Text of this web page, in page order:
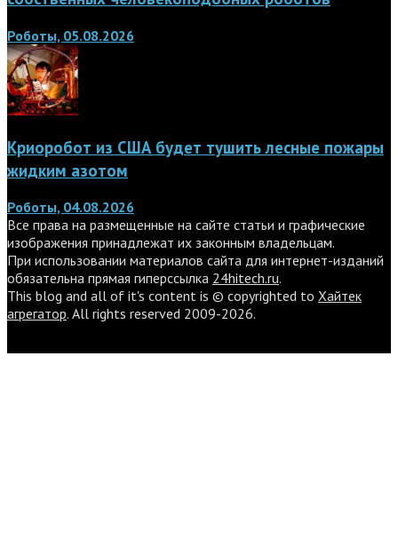
Роботы, 05.08.2026
Криоробот из США будет тушить лесные пожары
жидким азотом
Роботы, 04.08.2026
Все права на размещенные на сайте статьи и графические
изображения принадлежат их законным владельцам.
При использовании материалов сайта для интернет-изданий
обязательна прямая гиперссылка 24hitech.ru.
This blog and all of it's content is © copyrighted to Хайтек
агрегатор. All rights reserved 2009-2026.